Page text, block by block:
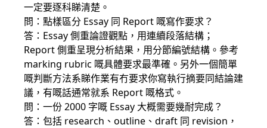
一定要逐科睇清楚。
問：點樣區分 Essay 同 Report 嘅寫作要求？
答：Essay 側重論證觀點，用連續段落結構；
Report 側重呈現分析結果，用分節編號結構。參考
marking rubric 嘅具體要求最準確。另外一個簡單
嘅判斷方法系睇作業有冇要求你寫執行摘要同結論建
議，有嘅話通常就系 Report 嘅格式。
問：一份 2000 字嘅 Essay 大概需要幾耐完成？
答：包括 research、outline、draft 同 revision，